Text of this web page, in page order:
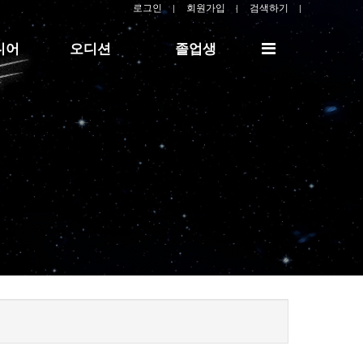
로그인 회원가입 검색하기
어 오디션 졸업생
전